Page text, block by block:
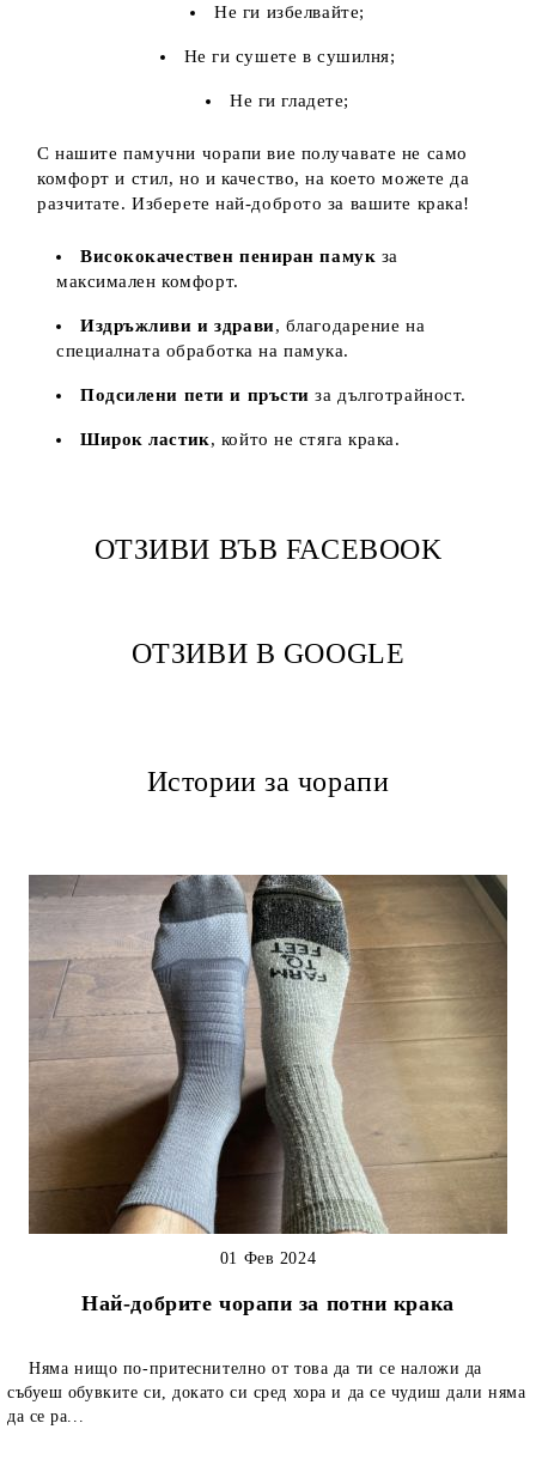
Не ги избелвайте;
Не ги сушете в сушилня;
Не ги гладете;
С нашите памучни чорапи вие получавате не само
комфорт и стил, но и качество, на което можете да
разчитате. Изберете най-доброто за вашите крака!
Висококачествен пениран памук за
максимален комфорт.
Издръжливи и здрави, благодарение на
специалната обработка на памука.
Подсилени пети и пръсти за дълготрайност.
Широк ластик, който не стяга крака.
ОТЗИВИ ВЪВ FACEBOOK
ОТЗИВИ В GOOGLE
Истории за чорапи
Най-добрите чорапи за потни крака
01 Фев 2024
Няма нищо по-притеснително от това да ти се наложи да
събуеш обувките си, докато си сред хора и да се чудиш дали няма
да се ра...